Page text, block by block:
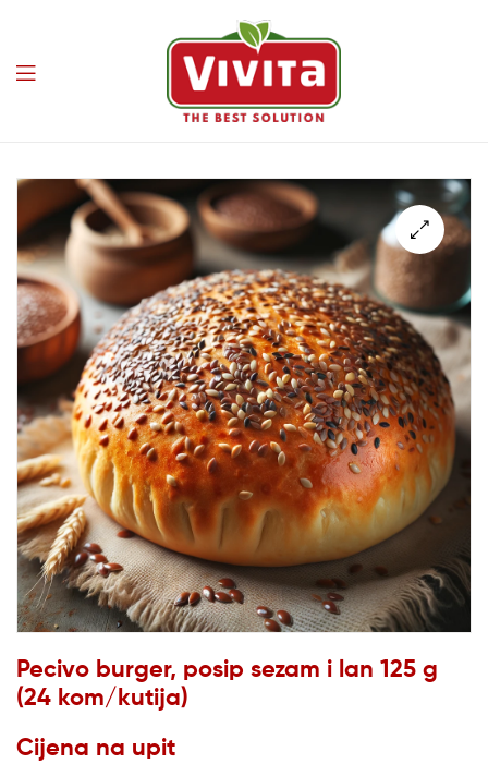
Pecivo burger, posip sezam i lan 125 g
(24 kom/kutija)
Cijena na upit